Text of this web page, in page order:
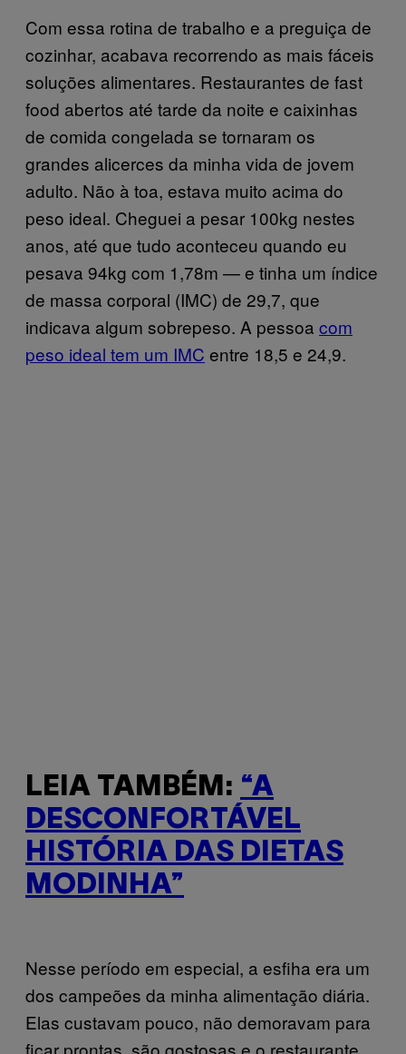
Com essa rotina de trabalho e a preguiça de
cozinhar, acabava recorrendo as mais fáceis
soluções alimentares. Restaurantes de fast
food abertos até tarde da noite e caixinhas
de comida congelada se tornaram os
grandes alicerces da minha vida de jovem
adulto. Não à toa, estava muito acima do
peso ideal. Cheguei a pesar 100kg nestes
anos, até que tudo aconteceu quando eu
pesava 94kg com 1,78m — e tinha um índice
de massa corporal (IMC) de 29,7, que
indicava algum sobrepeso. A pessoa com
peso ideal tem um IMC entre 18,5 e 24,9.
LEIA TAMBÉM: “A
DESCONFORTÁVEL
HISTÓRIA DAS DIETAS
MODINHA”
Nesse período em especial, a esfiha era um
dos campeões da minha alimentação diária.
Elas custavam pouco, não demoravam para
ficar prontas, são gostosas e o restaurante